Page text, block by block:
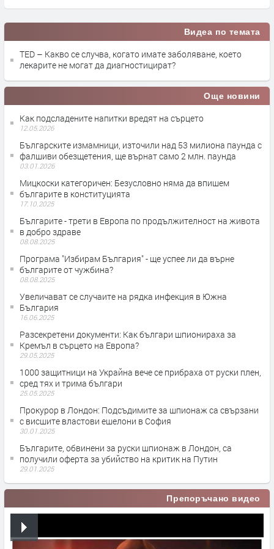
Видеа по темата
TED – Какво се случва, когато имате заболяване, което
лекарите не могат да диагностицират?
Още новини
Как подсладените напитки вредят на сърцето
12.05.2026
Българските измамници, източили над 53 милиона паунда с
фалшиви обезщетения, ще върнат само 2 млн. паунда
03.01.2026
Мицкоски категоричен: Безусловно няма да впишем
българите в конституцията
17.10.2025
Българите - трети в Европа по продължителност на живота
в добро здраве
08.08.2025
Програма "Избирам България" - ще успее ли да върне
българите от чужбина?
08.08.2025
Увеличават се случаите на рядка инфекция в Южна
България
16.06.2025
Разсекретени документи: Как българи шпионираха за
Кремъл в сърцето на Европа?
29.05.2025
1000 защитници на Украйна вече се прибраха от руски плен,
сред тях и трима българи
25.05.2025
Прокурор в Лондон: Подсъдимите за шпионаж са свързани
с висшите властови ешелони в София
30.01.2025
Българите, обвинени за руски шпионаж в Лондон, са
получили оферта за убийство на критик на Путин
29.01.2025
Препоръчано видео